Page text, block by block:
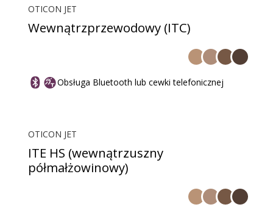
OTICON JET
Wewnątrzprzewodowy (ITC)
Obsługa Bluetooth lub cewki telefonicznej
OTICON JET
ITE HS (wewnątrzuszny
półmałżowinowy)